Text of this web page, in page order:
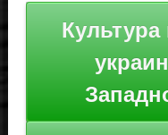
Навигация
записям